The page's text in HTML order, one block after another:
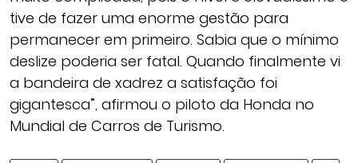
tive de fazer uma enorme gestão para
permanecer em primeiro. Sabia que o mínimo
deslize poderia ser fatal. Quando finalmente vi
a bandeira de xadrez a satisfação foi
gigantesca”, afirmou o piloto da Honda no
Mundial de Carros de Turismo.